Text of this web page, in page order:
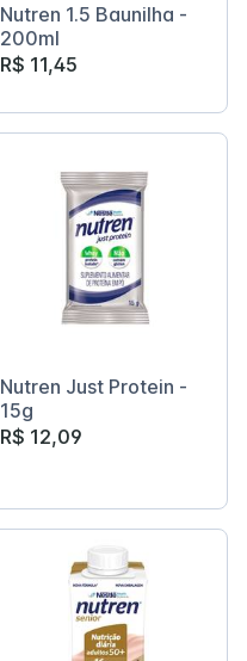
Nutren 1.5 Baunilha -
200ml
R$ 11,45
Nutren Just Protein -
15g
R$ 12,09